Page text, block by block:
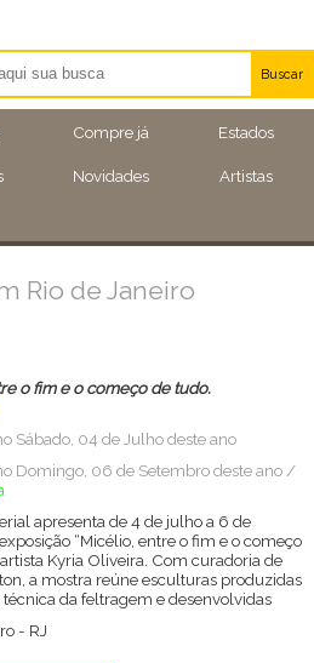
Compre já Estados
Novidades Artistas
Buscar
Artistas
Eventos
Rio de Janeiro
o fim e o começo de tudo.
Sábado, 04 de Julho deste ano
Domingo, 06 de Setembro deste ano /
apresenta de 4 de julho a 6 de
“Micélio, entre o fim e o começo
Kyria Oliveira. Com curadoria de
a mostra reúne esculturas produzidas
técnica da feltragem e desenvolvidas
- RJ